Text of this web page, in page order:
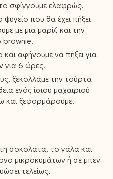
σφίγγουμε ελαφρώς.
που θα έχει πήξει
με μια μαρίζ και την
brownie.
αφήνουμε να πήξει για
για 6 ώρες.
ξεκολλάμε την τούρτα
ενός ίσιου μαχαιριού
και ξεφορμάρουμε.
σοκολάτα, το γάλα και
μικροκυμάτων ή σε μπεν
τελείως.